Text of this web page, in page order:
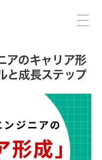
アのキャリア形
と成長ステップ